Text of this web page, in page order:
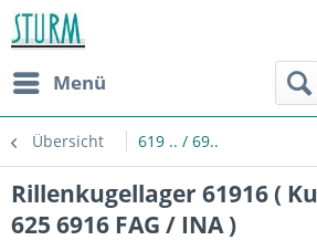
Menü
Übersicht 619 .. / 69..
Rillenkugellager 61916 (
625 6916 FAG / INA )